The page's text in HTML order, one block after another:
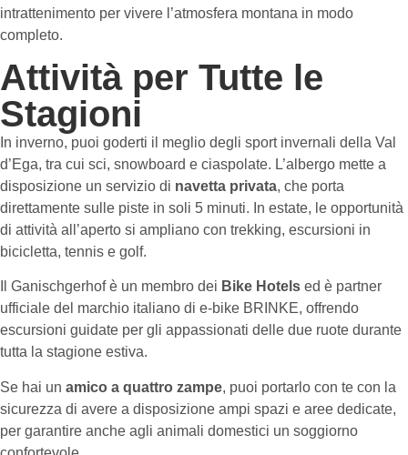
intrattenimento per vivere l’atmosfera montana in modo
completo.
Attività per Tutte le
Stagioni
In inverno, puoi goderti il meglio degli sport invernali della Val
d’Ega, tra cui sci, snowboard e ciaspolate. L’albergo mette a
disposizione un servizio di navetta privata, che porta
direttamente sulle piste in soli 5 minuti. In estate, le opportunità
di attività all’aperto si ampliano con trekking, escursioni in
bicicletta, tennis e golf.
Il Ganischgerhof è un membro dei Bike Hotels ed è partner
ufficiale del marchio italiano di e-bike BRINKE, offrendo
escursioni guidate per gli appassionati delle due ruote durante
tutta la stagione estiva.
Se hai un amico a quattro zampe, puoi portarlo con te con la
sicurezza di avere a disposizione ampi spazi e aree dedicate,
per garantire anche agli animali domestici un soggiorno